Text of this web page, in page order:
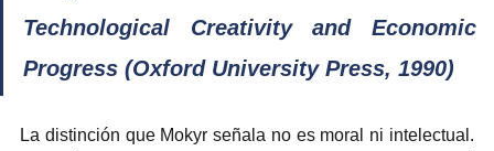
Technological Creativity and Economic
Progress (Oxford University Press, 1990)
La distinción que Mokyr señala no es moral ni intelectual.